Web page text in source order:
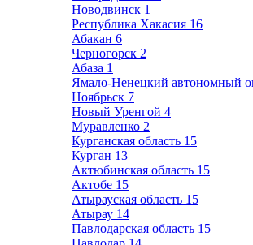
Новодвинск 1
Республика Хакасия 16
Абакан 6
Черногорск 2
Абаза 1
Ямало-Ненецкий автономный
Ноябрьск 7
Новый Уренгой 4
Муравленко 2
Курганская область 15
Курган 13
Актюбинская область 15
Актобе 15
Атырауская область 15
Атырау 14
Павлодарская область 15